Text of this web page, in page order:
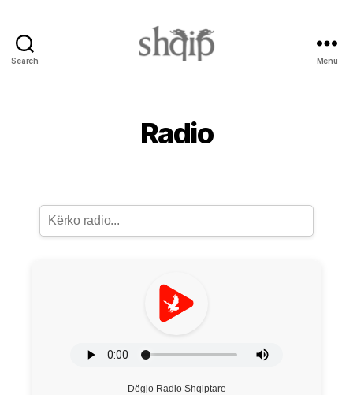
Search Menu
Radio
Dëgjo Radio Shqiptare